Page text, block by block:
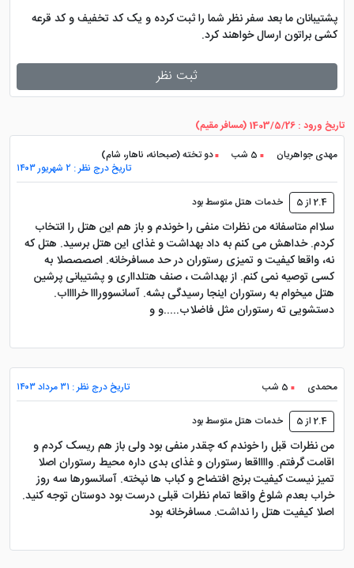
پشتیبانان ما بعد سفر نظر شما را ثبت کرده و یک کد تخفیف و کد قرعه
کشی براتون ارسال خواهند کرد.
ثبت نظر
تاریخ ورود : 1403/5/26 (مسافر مقیم)
مهدی جواهریان
5 شب
دو تخته (صبحانه، ناهار، شام)
تاریخ درج نظر : ۲ شهریور ۱۴۰۳
2.4 از 5 خدمات هتل متوسط بود
سلاام متاسفانه من نظرات منفی را خوندم و باز هم این هتل را انتخاب
کردم. خداهش می کنم به داد بهداشت و غذای این هتل برسید. هتل که
نه، واقعا کیفیت و تمیزی رستوران در حد مسافرخانه. اصصصصلا به
کسی توصیه نمی کنم. از بهداشت ، صنف هتلدااری و پشتیبانی پرشین
هتل میخوام به رستوران اینجا رسیدگی بشه. آسانسوورااا خرااااب.
دستشویی ته رستوران مثل فاضلاب.....و و
محمدی 5 شب تاریخ درج نظر : ۳۱ مرداد ۱۴۰۳
2.4 از 5 خدمات هتل متوسط بود
من نظرات قبل را خوندم که چقدر منفی بود ولی باز هم ریسک کردم و
اقامت گرفتم. وااااقعا رستوران و غذای بدی داره محیط رستوران اصلا
تمیز نیست کیفیت برنج افتضاح و کباب ها نپخته. آسانسورها سه روز
خراب بعدم شلوغ واقعا تمام نظرات قبلی درست بود دوستان توجه کنید.
اصلا کیفیت هتل را نداشت. مسافرخانه بود